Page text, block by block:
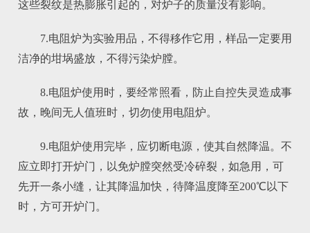
这些裂纹是热膨胀引起的，对炉子的质量没有影响。
7.电阻炉为实验用品，不得移作它用，样品一定要用
洁净的坩埚盛放，不得污染炉膛。
8.电阻炉使用时，要经常照看，防止自控失灵造成事
故，晚间无人值班时，切勿使用电阻炉。
9.电阻炉使用完毕，应切断电源，使其自然降温。不
应立即打开炉门，以免炉膛突然受冷碎裂，如急用，可
先开一条小缝，让其降温加快，待降温度降至200℃以下
时，方可开炉门。